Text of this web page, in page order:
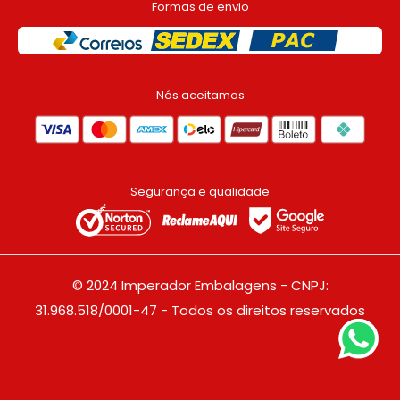
Formas de envio
Nós aceitamos
Segurança e qualidade
© 2024 Imperador Embalagens - CNPJ:
31.968.518/0001-47 - Todos os direitos reservados